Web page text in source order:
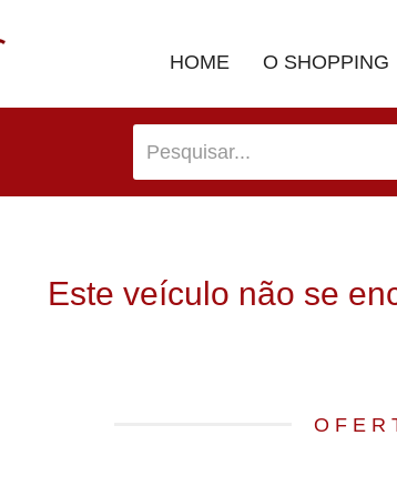
HOME O SHOPPING
Este veículo não se